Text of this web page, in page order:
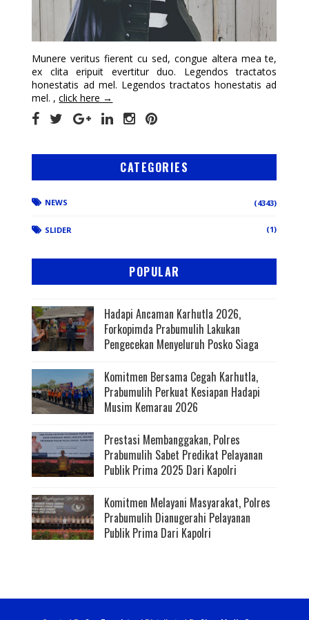
Munere veritus fierent cu sed, congue altera mea te,
ex clita eripuit evertitur duo. Legendos tractatos
honestatis ad mel. Legendos tractatos honestatis ad
mel. ,click here →
CATEGORIES
NEWS (4343)
SLIDER (1)
POPULAR
Hadapi Ancaman Karhutla 2026,
Forkopimda Prabumulih Lakukan
Pengecekan Menyeluruh Posko Siaga
Komitmen Bersama Cegah Karhutla,
Prabumulih Perkuat Kesiapan Hadapi
Musim Kemarau 2026
Prestasi Membanggakan, Polres
Prabumulih Sabet Predikat Pelayanan
Publik Prima 2025 Dari Kapolri
Komitmen Melayani Masyarakat, Polres
Prabumulih Dianugerahi Pelayanan
Publik Prima Dari Kapolri